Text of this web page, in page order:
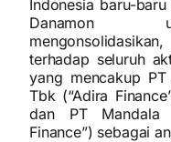
Indonesia baru-
Danamon
terhadap seluruh
yang mencakup
Tbk (“Adira
dan PT Mandala
Finance”) sebagai